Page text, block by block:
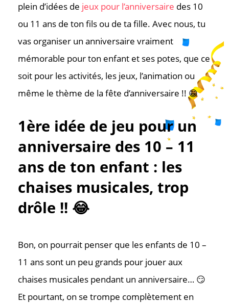
plein d’idées de jeux pour l’anniversaire des 10
ou 11 ans de ton fils ou de ta fille. Avec nous, tu
vas organiser un anniversaire vraiment
mémorable pour ton enfant et ses potes, que ce
soit pour les activités, les jeux, l’animation ou
même le thème de la fête d’anniversaire !! 😁
1ère idée de jeu pour un
anniversaire des 10 – 11
ans de ton enfant : les
chaises musicales, trop
drôle !! 😂
Bon, on pourrait penser que les enfants de 10 –
11 ans sont un peu grands pour jouer aux
chaises musicales pendant un anniversaire… 😏
Et pourtant, on se trompe complètement en